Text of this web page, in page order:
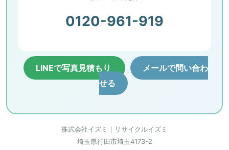
0120-961-919
LINEで写真見積もり
メールで問い合わ
せる
株式会社イズミ｜リサイクルイズミ
埼玉県行田市埼玉4173-2